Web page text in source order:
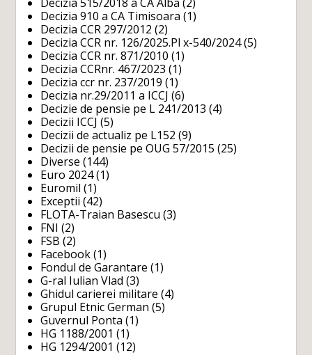
Decizia 910 a CA Timisoara (1)
Decizia CCR 297/2012 (2)
Decizia CCR nr. 126/2025.Pl x-540/2024(5)
Decizia CCR nr. 871/2010 (1)
Decizia CCRnr. 467/2023 (1)
Decizia ccr nr. 237/2019 (1)
Decizia nr.29/2011 a ICCJ (6)
Decizie de pensie pe L 241/2013 (4)
Decizii ICCJ (5)
Decizii de actualiz pe L152 (9)
Decizii de pensie pe OUG 57/2015 (25)
Diverse (144)
Euro 2024(1)
Euromil (1)
Exceptii (42)
FLOTA-Traian Basescu (3)
FNI (2)
FSB (2)
Facebook (1)
Fondul de Garantare (1)
G-ral Iulian Vlad (3)
Ghidul carierei militare (4)
Grupul Etnic German (5)
Guvernul Ponta (1)
HG 1188/2001 (1)
HG 1294/2001 (12)